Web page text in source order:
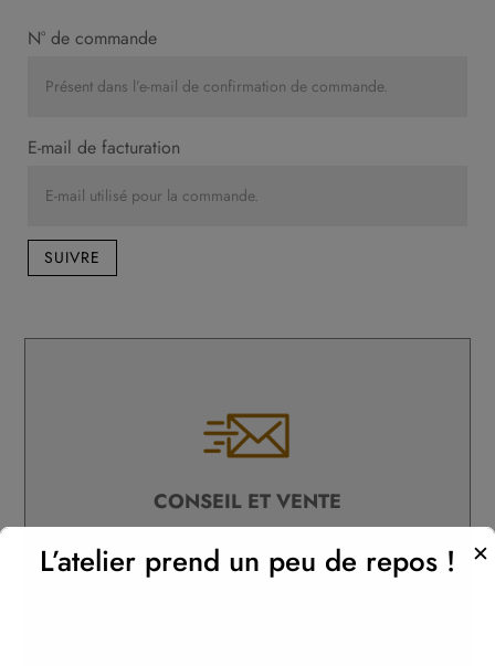
N° de commande
E-mail de facturation
SUIVRE
CONSEIL ET VENTE
Mail : contact@studio-mb.fr
Tél. : 06 76 91 92 63
L’atelier prend un peu de repos ! ✕